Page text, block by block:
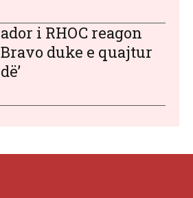
i RHOC reagon
duke e quajtur